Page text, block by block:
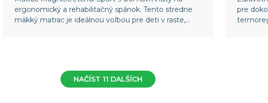
ergonomický a rehabilitačný spánok. Tento stredne
mäkký matrac je ideálnou voľbou pre deti v raste,
pre
NAČÍST 11 DALŠÍCH